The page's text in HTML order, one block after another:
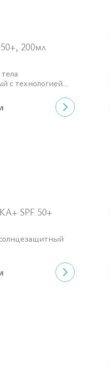
200мл
с технологией
SPF 50+